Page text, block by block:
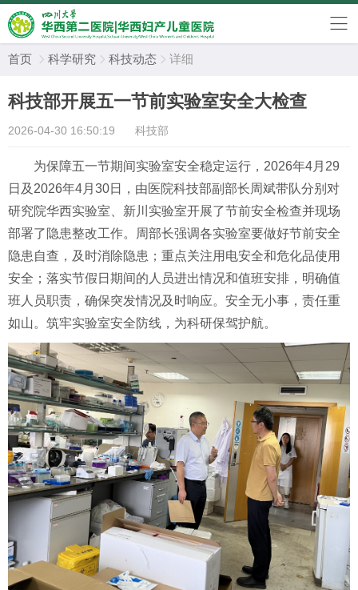
首页  科学研究  科技动态  详细
科技部开展五一节前实验室安全大检查
2026-04-30 16:50:19 科技部
为保障五一节期间实验室安全稳定运行 ，2026年4月 29
日 及2026年4月 30日， 由医院科技部副部长周斌带队分别对
研究院华西实验室
新川实验室开展了节前安全检查并现场
部署了隐患整改工作。 周部长强调各实验室要做好节前安全
隐患自查 ， 及时消除隐患；重点关注用电安全和危化品使用
安全；落实节假日期间的人员进出情况和值班安排， 明确值
班人员职责，确保突发情况及时响应。 安全无小事，责任重
如山。筑牢实验室安全防线，为科研保驾护航。